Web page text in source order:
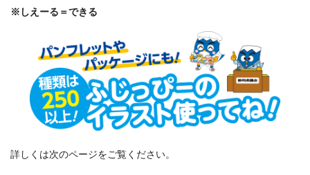
※しえーる＝できる
詳しくは次のページをご覧ください。